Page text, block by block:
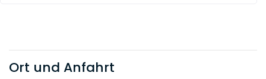
Ort und Anfahrt